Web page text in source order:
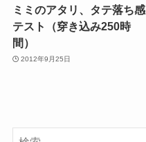
ミミのアタリ、タテ落ち感
テスト（穿き込み250時
間）
2012年9月25日